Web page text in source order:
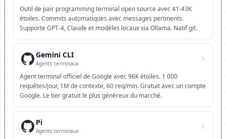
Outil de pair programming terminal open source avec 41-43K
étoiles. Commits automatiques avec messages pertinents.
Supporte GPT-4, Claude et modèles locaux via Ollama. Natif git.
Gemini CLI
Agents terminaux
Agent terminal officiel de Google avec 96K étoiles. 1 000
requêtes/jour, 1M de contexte, 60 req/min. Gratuit avec un compte
Google. Le tier gratuit le plus généreux du marché.
Pi
Agents terminaux